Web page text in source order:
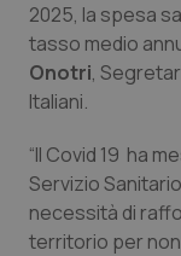
Calabria
Campania
Emilia-
Friuli
Asma &
Car-T
Dermatite
2025, la spesa
tasso medio
Onotri,
Italiani.
“Il Covid 19 ha
Servizio
necessità di
territorio per